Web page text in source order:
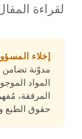
لقراءة
إخلاء
مدوّنة
المواد
المرفقة،
حقوق الطبع